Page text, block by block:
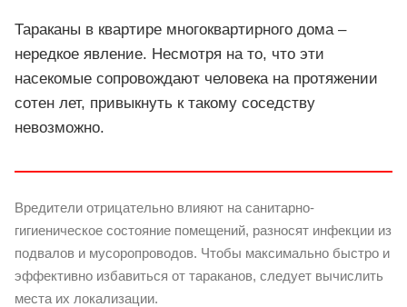
Тараканы в квартире многоквартирного дома –
нередкое явление. Несмотря на то, что эти
насекомые сопровождают человека на протяжении
сотен лет, привыкнуть к такому соседству
невозможно.
Вредители отрицательно влияют на санитарно-
гигиеническое состояние помещений, разносят инфекции из
подвалов и мусоропроводов. Чтобы максимально быстро и
эффективно избавиться от тараканов, следует вычислить
места их локализации.